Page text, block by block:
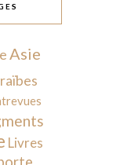
Asie
Livres